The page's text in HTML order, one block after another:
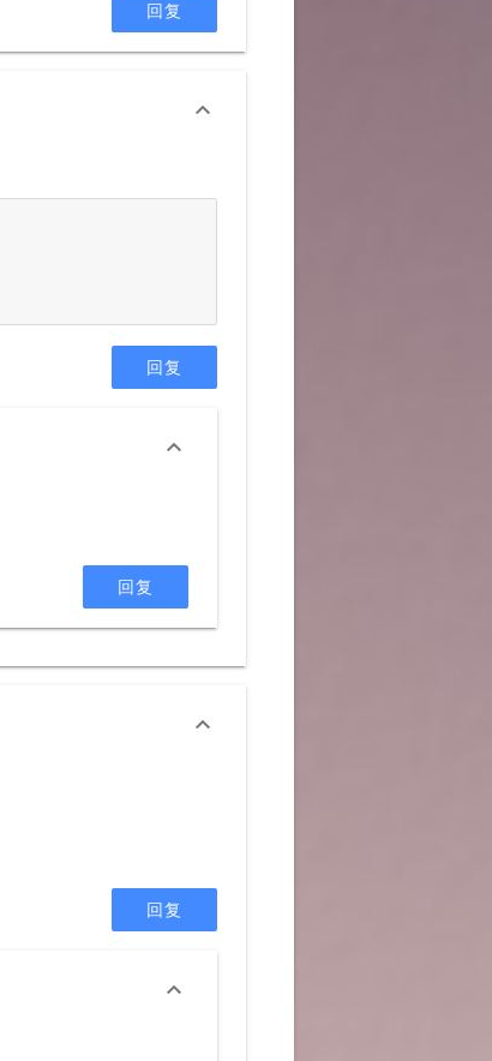
回复

回复

回复

回复
